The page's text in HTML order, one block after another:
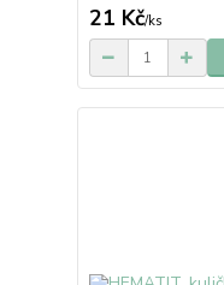
21 Kč/ks